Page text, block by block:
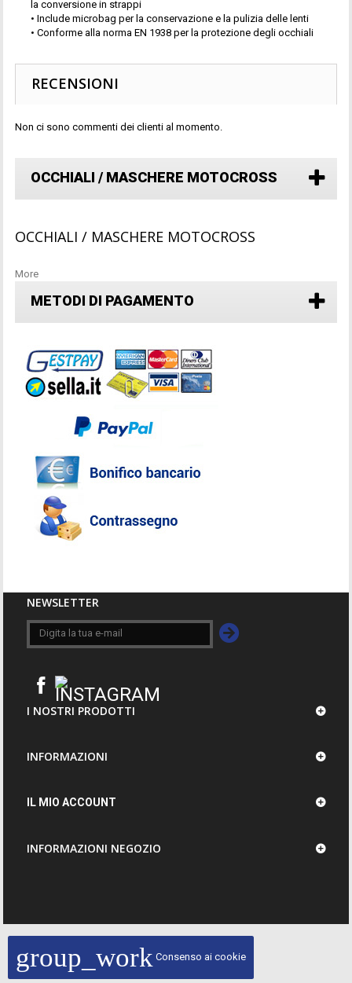
group_work Consenso ai cookie
la conversione in strappi
• Include microbag per la conservazione e la pulizia delle lenti
• Conforme alla norma EN 1938 per la protezione degli occhiali
RECENSIONI
Non ci sono commenti dei clienti al momento.
OCCHIALI / MASCHERE MOTOCROSS
OCCHIALI / MASCHERE MOTOCROSS
More
METODI DI PAGAMENTO
NEWSLETTER
I NOSTRI PRODOTTI
INFORMAZIONI
IL MIO ACCOUNT
INFORMAZIONI NEGOZIO